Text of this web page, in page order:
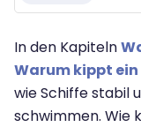
In den Kapiteln
Warum kippt
wie Schiffe stabil
schwimmen. Wie